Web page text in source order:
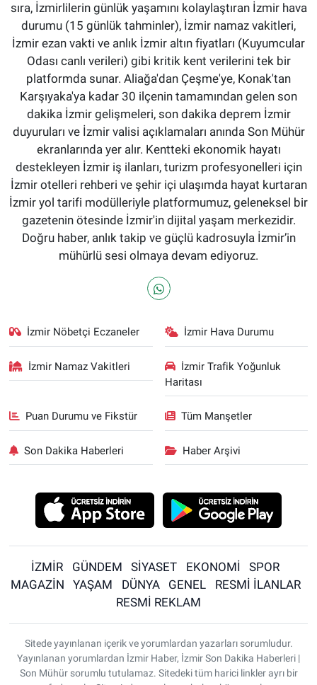
sıra, İzmirlilerin günlük yaşamını kolaylaştıran İzmir hava
durumu (15 günlük tahminler), İzmir namaz vakitleri,
İzmir ezan vakti ve anlık İzmir altın fiyatları (Kuyumcular
Odası canlı verileri) gibi kritik kent verilerini tek bir
platformda sunar. Aliağa'dan Çeşme'ye, Konak'tan
Karşıyaka'ya kadar 30 ilçenin tamamından gelen son
dakika İzmir gelişmeleri, son dakika deprem İzmir
duyuruları ve İzmir valisi açıklamaları anında Son Mühür
ekranlarında yer alır. Kentteki ekonomik hayatı
destekleyen İzmir iş ilanları, turizm profesyonelleri için
İzmir otelleri rehberi ve şehir içi ulaşımda hayat kurtaran
İzmir yol tarifi modülleriyle platformumuz, geleneksel bir
gazetenin ötesinde İzmir'in dijital yaşam merkezidir.
Doğru haber, anlık takip ve güçlü kadrosuyla İzmir’in
mühürlü sesi olmaya devam ediyoruz.
İzmir Nöbetçi Eczaneler İzmir Hava Durumu
İzmir Namaz Vakitleri
İzmir Trafik Yoğunluk
Haritası
Puan Durumu ve Fikstür Tüm Manşetler
Son Dakika Haberleri Haber Arşivi
İZMİR GÜNDEM SİYASET EKONOMİ
SPOR
MAGAZİN
YAŞAM DÜNYA GENEL
RESMİ İLANLAR
RESMİ REKLAM
Sitede yayınlanan içerik ve yorumlardan yazarları sorumludur.
Yayınlanan yorumlardan İzmir Haber, İzmir Son Dakika Haberleri |
Son Mühür sorumlu tutulamaz. Sitedeki tüm harici linkler ayrı bir